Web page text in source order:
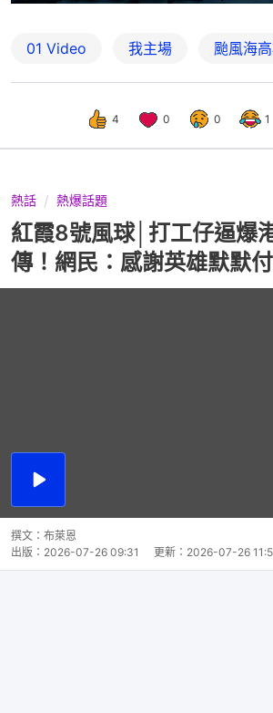
01 Video 我主場 颱風海
4 0 0 1
熱話 熱爆話題
紅霞8號風球│打工仔逼爆
傳！網民：感謝英雄默默
播
撰文： 布萊恩
出版： 2026-07-26 09:31 更新： 2026-07-26